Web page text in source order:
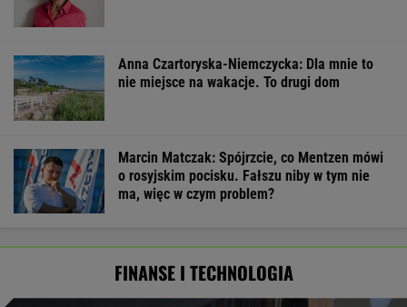
Anna Czartoryska-Niemczycka: Dla mnie to
nie miejsce na wakacje. To drugi dom
Marcin Matczak: Spójrzcie, co Mentzen mówi
o rosyjskim pocisku. Fałszu niby w tym nie
ma, więc w czym problem?
FINANSE I TECHNOLOGIA